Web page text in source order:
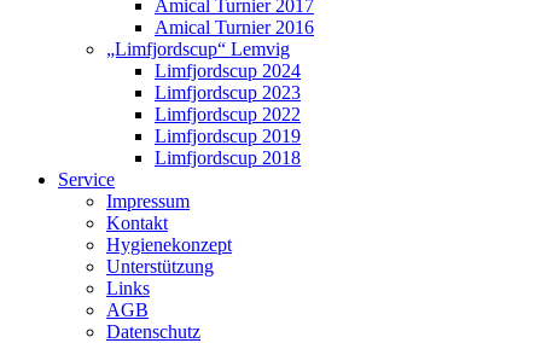
Amical Turnier 2017
Amical Turnier 2016
„Limfjordscup“ Lemvig
Limfjordscup 2024
Limfjordscup 2023
Limfjordscup 2022
Limfjordscup 2019
Limfjordscup 2018
Service
Impressum
Kontakt
Hygienekonzept
Unterstützung
Links
AGB
Datenschutz